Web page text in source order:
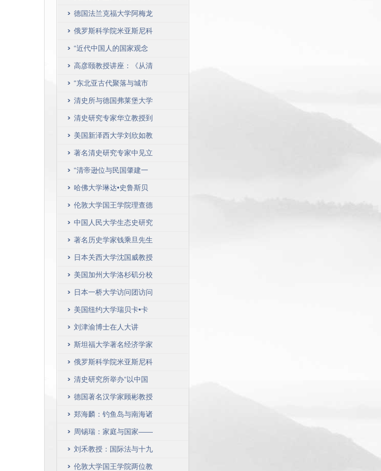
际学术研讨会在京隆重举
办
•贝茨教授做客人大史学
讲堂
德国法兰克福大学阿梅龙
教授做客历史学院
俄罗斯科学院米亚斯尼科
夫院士访问清史研究所
“近代中国人的国家观念
与世界意识”国际学术研
讨会成功召开
高彦颐教授讲座：《从清
初女琢砚家顾二娘谈到研
究工匠及物质文化史的一
些相关问题》
“东北亚古代聚落与城市
考古国际学术研讨会”隆
重举行
清史所与德国弗莱堡大学
人文学院签订合作协议
清史研究专家华立教授到
访清史研究所
美国新泽西大学刘欣如教
授做客“人大史学讲堂”
著名清史研究专家中见立
夫到访清史所满文文献研
究中心
“清帝逊位与民国肇建一
百周年”国际学术研讨会
在京召开
哈佛大学琳达•史鲁斯贝
格教授做客人大史学讲堂
伦敦大学国王学院理查德
•德雷顿教授到访历史学
院
中国人民大学生态史研究
中心成立仪式暨历史的生
态学解释国际学术论坛圆
满闭幕
著名历史学家钱乘旦先生
作客人大史学讲堂
日本关西大学沈国威教授
来我所讲学
美国加州大学洛杉矶分校
历史系教授王国斌来我所
讲学
日本一桥大学访问团访问
清史所
美国纽约大学瑞贝卡•卡
尔教授作客“人大史学讲
堂”
刘津渝博士在人大讲
授“《伊索语言》的中国
历程”
斯坦福大学著名经济学家
雨宫健教授做客“人大史
学讲堂”
俄罗斯科学院米亚斯尼科
夫院士与圣彼得堡大学多
罗宁教授访问清史研究所
清史研究所举办“以中国
为方法，以世界为目的
——沟口雄三的学术思想
世界”研讨会
德国著名汉学家顾彬教授
做客人大史学讲堂
郑海麟：钓鱼岛与南海诸
岛研究中的国际法问题
周锡瑞：家庭与国家——
以叶家为个案的研究
刘禾教授：国际法与十九
世纪的文明论
伦敦大学国王学院两位教